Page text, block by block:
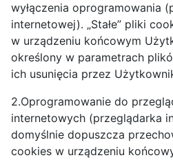
wyłączenia oprogramowania
internetowej). „Stałe” pliki
w urządzeniu końcowym
określony w parametrach
ich usunięcia przez
2.Oprogramowanie do
internetowych (przeglądarka
domyślnie dopuszcza
cookies w urządzeniu